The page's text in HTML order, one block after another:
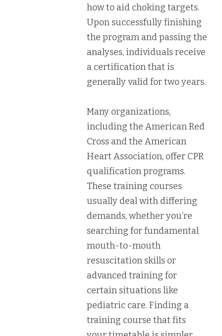
how to aid choking targets.
Upon successfully finishing
the program and passing the
analyses, individuals receive
a certification that is
generally valid for two years.
Many organizations,
including the American Red
Cross and the American
Heart Association, offer CPR
qualification programs.
These training courses
usually deal with differing
demands, whether you’re
searching for fundamental
mouth-to-mouth
resuscitation skills or
advanced training for
certain situations like
pediatric care. Finding a
training course that fits